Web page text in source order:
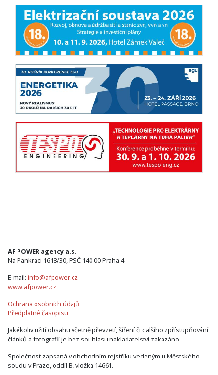
AF POWER agency a.s.
Na Pankráci 1618/30, PSČ 140 00 Praha 4
E-mail: info@afpower.cz
www.afpower.cz
Ochrana osobních údajů
Předplatné časopisu
Jakékoliv užití obsahu včetně převzetí, šíření či dalšího zpřístupňování
článků a fotografií je bez souhlasu nakladatelství zakázáno.
Společnost zapsaná v obchodním rejstříku vedeným u Městského
soudu v Praze, oddíl B, vložka 14661.